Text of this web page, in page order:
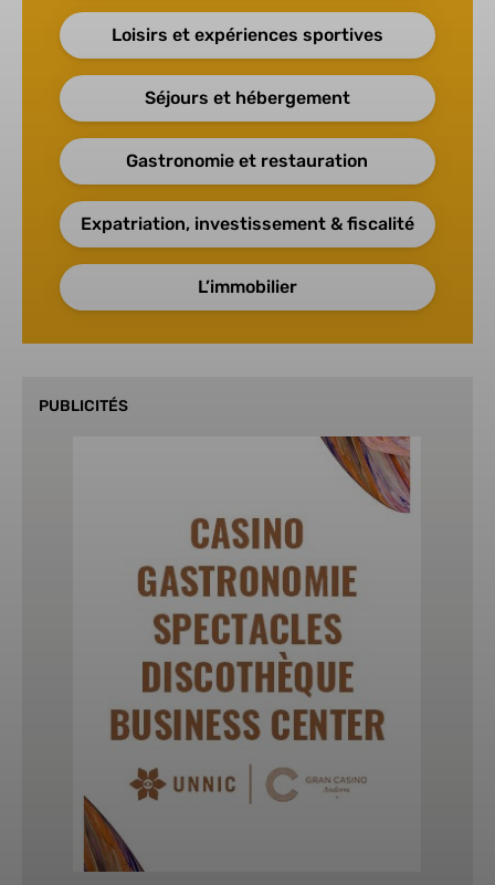
Loisirs et expériences sportives
Séjours et hébergement
Gastronomie et restauration
Expatriation, investissement & fiscalité
L’immobilier
PUBLICITÉS